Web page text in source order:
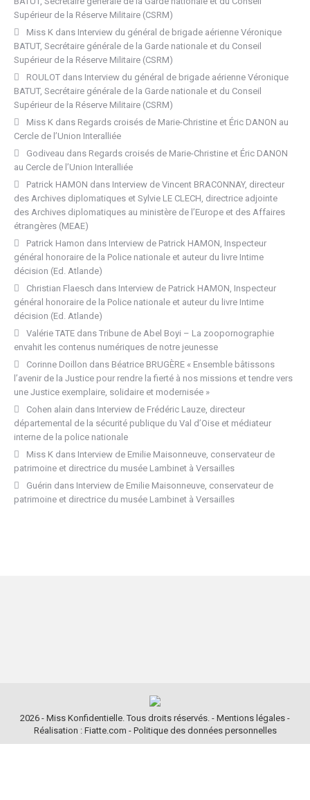
Supérieur de la Réserve Militaire (CSRM)
Miss K dans Interview du général de brigade aérienne Véronique
BATUT, Secrétaire générale de la Garde nationale et du Conseil
Supérieur de la Réserve Militaire (CSRM)
ROULOT dans Interview du général de brigade aérienne Véronique
BATUT, Secrétaire générale de la Garde nationale et du Conseil
Supérieur de la Réserve Militaire (CSRM)
Miss K dans Regards croisés de Marie-Christine et Éric DANON au
Cercle de l’Union Interalliée
Godiveau dans Regards croisés de Marie-Christine et Éric DANON
au Cercle de l’Union Interalliée
Patrick HAMON dans Interview de Vincent BRACONNAY, directeur
des Archives diplomatiques et Sylvie LE CLECH, directrice adjointe
des Archives diplomatiques au ministère de l’Europe et des Affaires
étrangères (MEAE)
Patrick Hamon dans Interview de Patrick HAMON, Inspecteur
général honoraire de la Police nationale et auteur du livre Intime
décision (Ed. Atlande)
Christian Flaesch dans Interview de Patrick HAMON, Inspecteur
général honoraire de la Police nationale et auteur du livre Intime
décision (Ed. Atlande)
Valérie TATE dans Tribune de Abel Boyi – La zoopornographie
envahit les contenus numériques de notre jeunesse
Corinne Doillon dans Béatrice BRUGÈRE « Ensemble bâtissons
l’avenir de la Justice pour rendre la fierté à nos missions et tendre vers
une Justice exemplaire, solidaire et modernisée »
Cohen alain dans Interview de Frédéric Lauze, directeur
départemental de la sécurité publique du Val d’Oise et médiateur
interne de la police nationale
Miss K dans Interview de Emilie Maisonneuve, conservateur de
patrimoine et directrice du musée Lambinet à Versailles
Guérin dans Interview de Emilie Maisonneuve, conservateur de
patrimoine et directrice du musée Lambinet à Versailles
2026 - Miss Konfidentielle. Tous droits réservés. - Mentions légales -
Réalisation : Fiatte.com - Politique des données personnelles